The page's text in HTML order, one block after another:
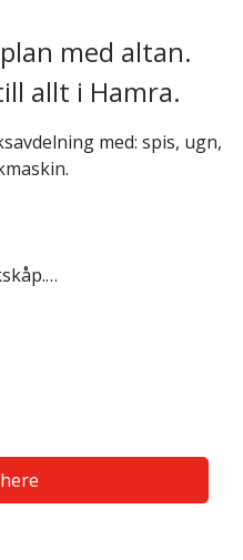
med altan.
allt i Hamra.
med: spis, ugn,
anläggning.